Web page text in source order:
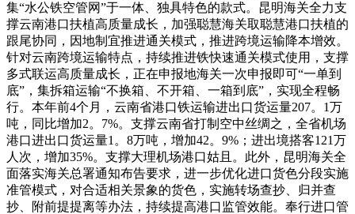
集“水公铁空管网”于一体、独具特色的款式。昆明海关全力支
撑云南港口扶植高质量成长，加强聪慧海关取聪慧港口扶植的
跟尾协同，因地制宜推进通关模式，推进跨境运输降本增效。
针对云南跨境运输特点，持续推进铁快速通关模式使用，支撑
多式联运高质量成长，正在申报地海关一次申报即可“一单到
底”，集拆箱运输“不换箱、不开箱、一箱到底”，实现全程畅
行。本年前4个月，云南省港口铁运输进出口货运量207。1万
吨，同比增加2。7%。支撑云南省打制空中丝绸之，全省机场
港口进出口货运量1。8万吨，增加42。9%；进出境搭客121万
人次，增加35%。支撑大理机场港口姑且。此外，昆明海关全
面落实海关总署通知布告要求，进一步优化进口货色分段实施
准管模式，对合适相关景象的货色，实施转场查抄、归并查
抄、附前提提离等办法，持续提高港口监管效能。奉行进口管